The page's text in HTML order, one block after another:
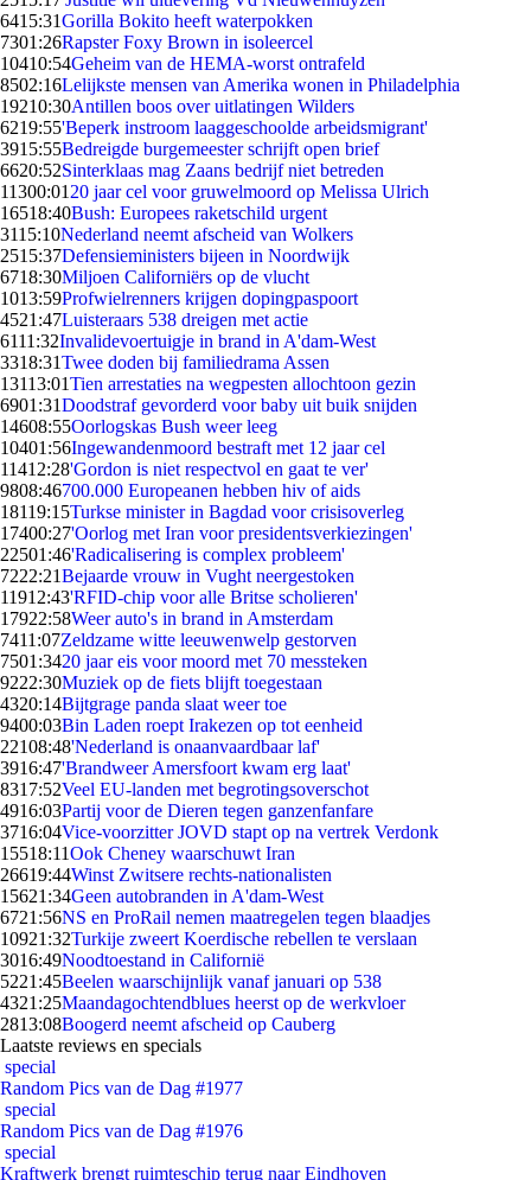
6415:31Gorilla Bokito heeft waterpokken
7301:26Rapster Foxy Brown in isoleercel
10410:54Geheim van de HEMA-worst ontrafeld
8502:16Lelijkste mensen van Amerika wonen in Philadelphia
19210:30Antillen boos over uitlatingen Wilders
6219:55'Beperk instroom laaggeschoolde arbeidsmigrant'
3915:55Bedreigde burgemeester schrijft open brief
6620:52Sinterklaas mag Zaans bedrijf niet betreden
11300:01 20 jaar cel voor gruwelmoord op Melissa Ulrich
16518:40Bush: Europees raketschild urgent
3115:10Nederland neemt afscheid van Wolkers
2515:37Defensieministers bijeen in Noordwijk
6718:30Miljoen Californiërs op de vlucht
1013:59Profwielrenners krijgen dopingpaspoort
4521:47Luisteraars 538 dreigen met actie
6111:32Invalidevoertuigje in brand in A'dam-West
3318:31Twee doden bij familiedrama Assen
13113:01Tien arrestaties na wegpesten allochtoon gezin
6901:31Doodstraf gevorderd voor baby uit buik snijden
14608:55Oorlogskas Bush weer leeg
10401:56Ingewandenmoord bestraft met 12 jaar cel
11412:28'Gordon is niet respectvol en gaat te ver'
9808:46700.000 Europeanen hebben hiv of aids
18119:15Turkse minister in Bagdad voor crisisoverleg
17400:27'Oorlog met Iran voor presidentsverkiezingen'
22501:46'Radicalisering is complex probleem'
7222:21Bejaarde vrouw in Vught neergestoken
11912:43'RFID-chip voor alle Britse scholieren'
17922:58Weer auto's in brand in Amsterdam
7411:07Zeldzame witte leeuwenwelp gestorven
7501:3420 jaar eis voor moord met 70 messteken
9222:30Muziek op de fiets blijft toegestaan
4320:14Bijtgrage panda slaat weer toe
9400:03Bin Laden roept Irakezen op tot eenheid
22108:48'Nederland is onaanvaardbaar laf'
3916:47'Brandweer Amersfoort kwam erg laat'
8317:52Veel EU-landen met begrotingsoverschot
4916:03Partij voor de Dieren tegen ganzenfanfare
3716:04Vice-voorzitter JOVD stapt op na vertrek Verdonk
15518:11Ook Cheney waarschuwt Iran
26619:44Winst Zwitsere rechts-nationalisten
15621:34Geen autobranden in A'dam-West
6721:56NS en ProRail nemen maatregelen tegen blaadjes
10921:32Turkije zweert Koerdische rebellen te verslaan
3016:49Noodtoestand in Californië
5221:45Beelen waarschijnlijk vanaf januari op 538
4321:25Maandagochtendblues heerst op de werkvloer
2813:08Boogerd neemt afscheid op Cauberg
Laatste reviews en specials
special
Random Pics van de Dag #1977
special
Random Pics van de Dag #1976
special
Kraftwerk brengt ruimteschip terug naar Eindhoven